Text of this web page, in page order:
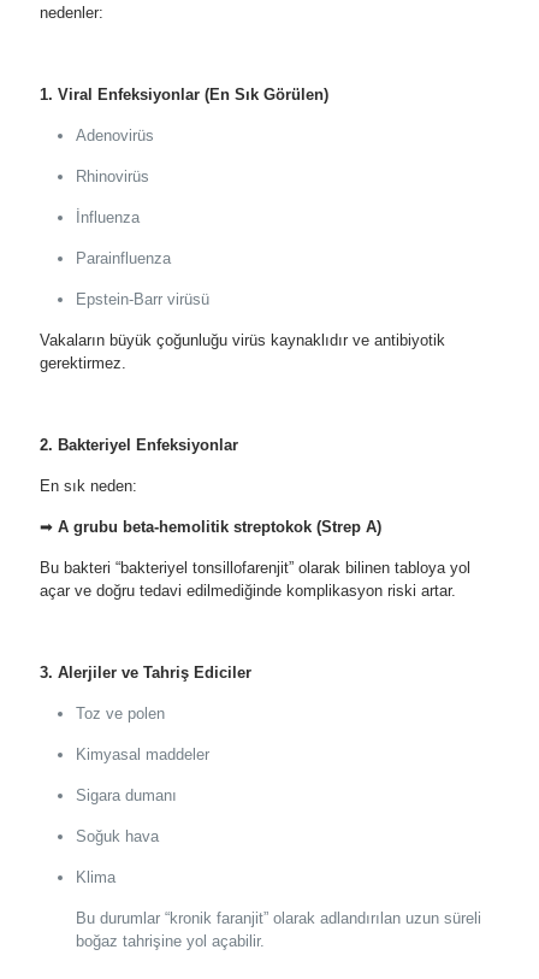
nedenler:
1. Viral Enfeksiyonlar (En Sık Görülen)
Adenovirüs
Rhinovirüs
İnfluenza
Parainfluenza
Epstein-Barr virüsü
Vakaların büyük çoğunluğu virüs kaynaklıdır ve antibiyotik
gerektirmez.
2. Bakteriyel Enfeksiyonlar
En sık neden:
➡ A grubu beta-hemolitik streptokok (Strep A)
Bu bakteri “bakteriyel tonsillofarenjit” olarak bilinen tabloya yol
açar ve doğru tedavi edilmediğinde komplikasyon riski artar.
3. Alerjiler ve Tahriş Ediciler
Toz ve polen
Kimyasal maddeler
Sigara dumanı
Soğuk hava
Klima
Bu durumlar “kronik faranjit” olarak adlandırılan uzun süreli
boğaz tahrişine yol açabilir.